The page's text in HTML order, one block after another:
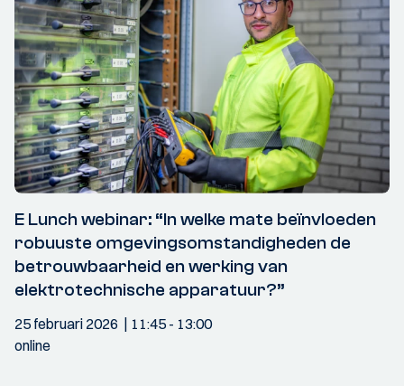
E Lunch webinar: “In welke mate beïnvloeden
robuuste omgevingsomstandigheden de
betrouwbaarheid en werking van
elektrotechnische apparatuur?”
25 februari 2026 11:45 - 13:00
online